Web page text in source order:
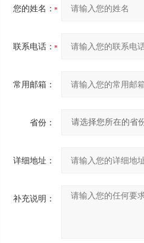
您的姓名：
联系电话：
常用邮箱：
省份：
详细地址：
补充说明：